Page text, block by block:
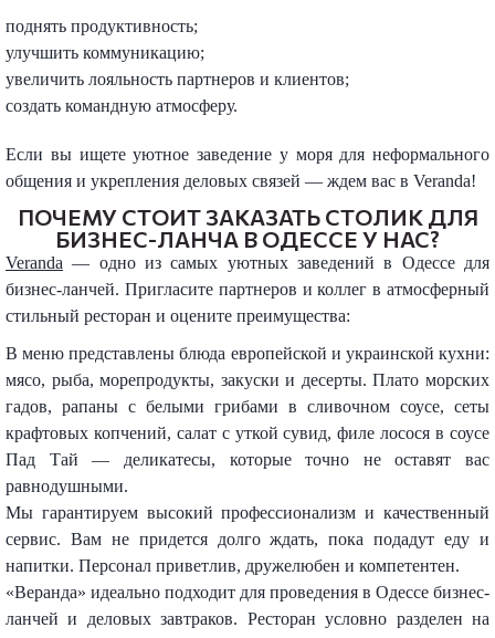
поднять продуктивность;
улучшить коммуникацию;
увеличить лояльность партнеров и клиентов;
создать командную атмосферу.
Если вы ищете уютное заведение у моря для неформального
общения и укрепления деловых связей — ждем вас в Veranda!
ПОЧЕМУ СТОИТ ЗАКАЗАТЬ СТОЛИК ДЛЯ
БИЗНЕС-ЛАНЧА В ОДЕССЕ У НАС?
Veranda — одно из самых уютных заведений в Одессе для
бизнес-ланчей. Пригласите партнеров и коллег в атмосферный
стильный ресторан и оцените преимущества:
В меню представлены блюда европейской и украинской кухни:
мясо, рыба, морепродукты, закуски и десерты. Плато морских
гадов, рапаны с белыми грибами в сливочном соусе, сеты
крафтовых копчений, салат с уткой сувид, филе лосося в соусе
Пад Тай — деликатесы, которые точно не оставят вас
равнодушными.
Мы гарантируем высокий профессионализм и качественный
сервис. Вам не придется долго ждать, пока подадут еду и
напитки. Персонал приветлив, дружелюбен и компетентен.
«Веранда» идеально подходит для проведения в Одессе бизнес-
ланчей и деловых завтраков. Ресторан условно разделен на